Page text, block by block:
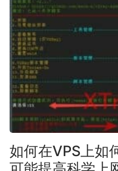
如何在VPS上如